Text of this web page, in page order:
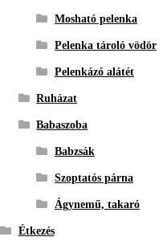
Mosható pelenka
Pelenka tároló vödör
Pelenkázó alátét
Ruházat
Babaszoba
Babzsák
Szoptatós párna
Ágynemű, takaró
Étkezés